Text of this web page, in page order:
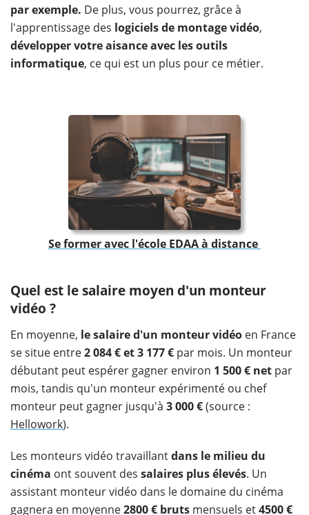
par exemple. De plus, vous pourrez, grâce à
l'apprentissage des logiciels de montage vidéo,
développer votre aisance avec les outils
informatique, ce qui est un plus pour ce métier.
Se former avec l'école EDAA à distance
Quel est le salaire moyen d'un monteur
vidéo ?
En moyenne, le salaire d'un monteur vidéo en France
se situe entre2 084 € et 3 177 € par mois. Un monteur
débutant peut espérer gagner environ 1 500 € net par
mois, tandis qu'un monteur expérimenté ou chef
monteur peut gagner jusqu'à 3 000 €(source :
Hellowork).
Les monteurs vidéo travaillantdans le milieu du
cinéma ont souvent des salaires plus élevés. Un
assistant monteur vidéo dans le domaine du cinéma
gagnera en moyenne2800 € bruts mensuels et4500 €